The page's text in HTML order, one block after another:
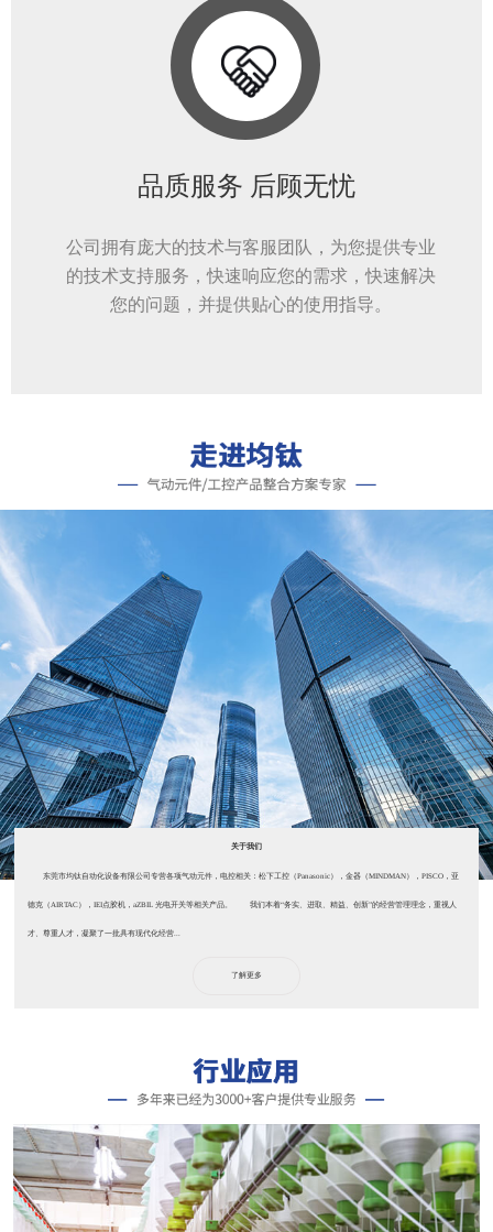
品质服务 后顾无忧
公司拥有庞大的技术与客服团队，为您提供专业
的技术支持服务，快速响应您的需求，快速解决
您的问题，并提供贴心的使用指导。
关于我们
东莞市均钛自动化设备有限公司专营各项气动元件，电控相关：松下工控（Panasonic），金器（MINDMAN），PISCO，亚
德克（AIRTAC），IEI点胶机，aZBIL 光电开关等相关产品。 我们本着“务实、进取、精益、创新”的经营管理理念，重视人
才、尊重人才，凝聚了一批具有现代化经营...
了解更多